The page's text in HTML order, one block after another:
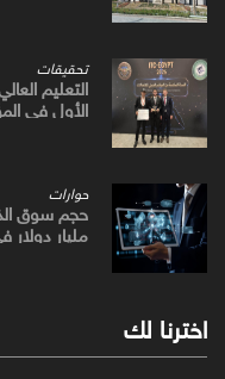
تحقيقات
التعليم
الأول في
حوارات
اخترنا لك